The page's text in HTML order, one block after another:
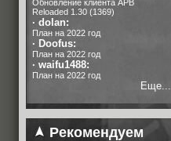
Обновление клиента APB
Reloaded 1.30 (1369)
· dolan:
План на 2022 год
· Doofus:
План на 2022 год
· waifu1488:
План на 2022 год
Еще...
Рекомендуем